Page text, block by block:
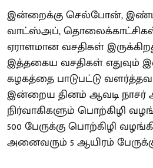
இன்றைக்கு செல்போன்,
வாட்ஸ்அப், தொலைக்காட்சிகள்,
ஏராளமான வசதிகள்
இத்தகைய வசதிகள் எதுவும்
கழகத்தை பாடுபட்டு
இன்றைய தினம் ஆவடி நாசர்
நிர்வாகிகளும் பொற்கிழி
500 பேருக்கு பொற்கிழி
அனைவரும் 5 ஆயிரம்